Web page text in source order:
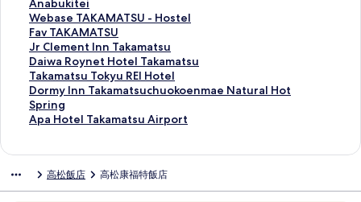
a
t
s
u
Y
a
s
h
的
連
E
k
i
m
a
e
的
連
的
連
結
s
u
的
連
結
T
a
k
a
m
a
t
s
結
l
l
a
S
h
i
o
n
連
結
r
d
e
n
的
連
結
k
a
m
a
t
s
u
H
m
Z
e
s
t
T
a
k
a
u
e
T
a
k
a
m
a
t
連
結
L
T
a
k
a
m
a
t
連
結
s
t
h
o
u
s
e
的
C
i
t
y
H
o
t
e
i
e
l
C
l
e
m
e
n
a
k
o
I
n
n
T
a
k
s
h
a
b
e
d
I
N
N
m
t
e
l
L
i
V
E
M
k
Anabukitei
n
a
b
u
k
i
t
e
結
Webase TAKAMATSU - Hostel
W
e
b
a
s
e
T
A
T
Fav TAKAMATSU
F
a
v
T
A
K
A
U
Jr Clement Inn Takamatsu
J
r
C
l
e
m
n
Daiwa Roynet Hotel Takamatsu
D
a
i
w
a
e
Takamatsu Tokyu REI Hotel
T
a
k
a
u
Dormy Inn Takamatsuchuokoenmae Natural Hot
Spring
D
o
r
n
Apa Hotel Takamatsu Airport
A
t
高松飯店 高松康福特飯店